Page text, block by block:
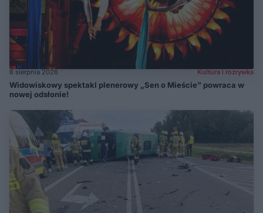
8 sierpnia 2026 Kultura i rozrywka
Widowiskowy spektakl plenerowy „Sen o Mieście” powraca w
nowej odsłonie!